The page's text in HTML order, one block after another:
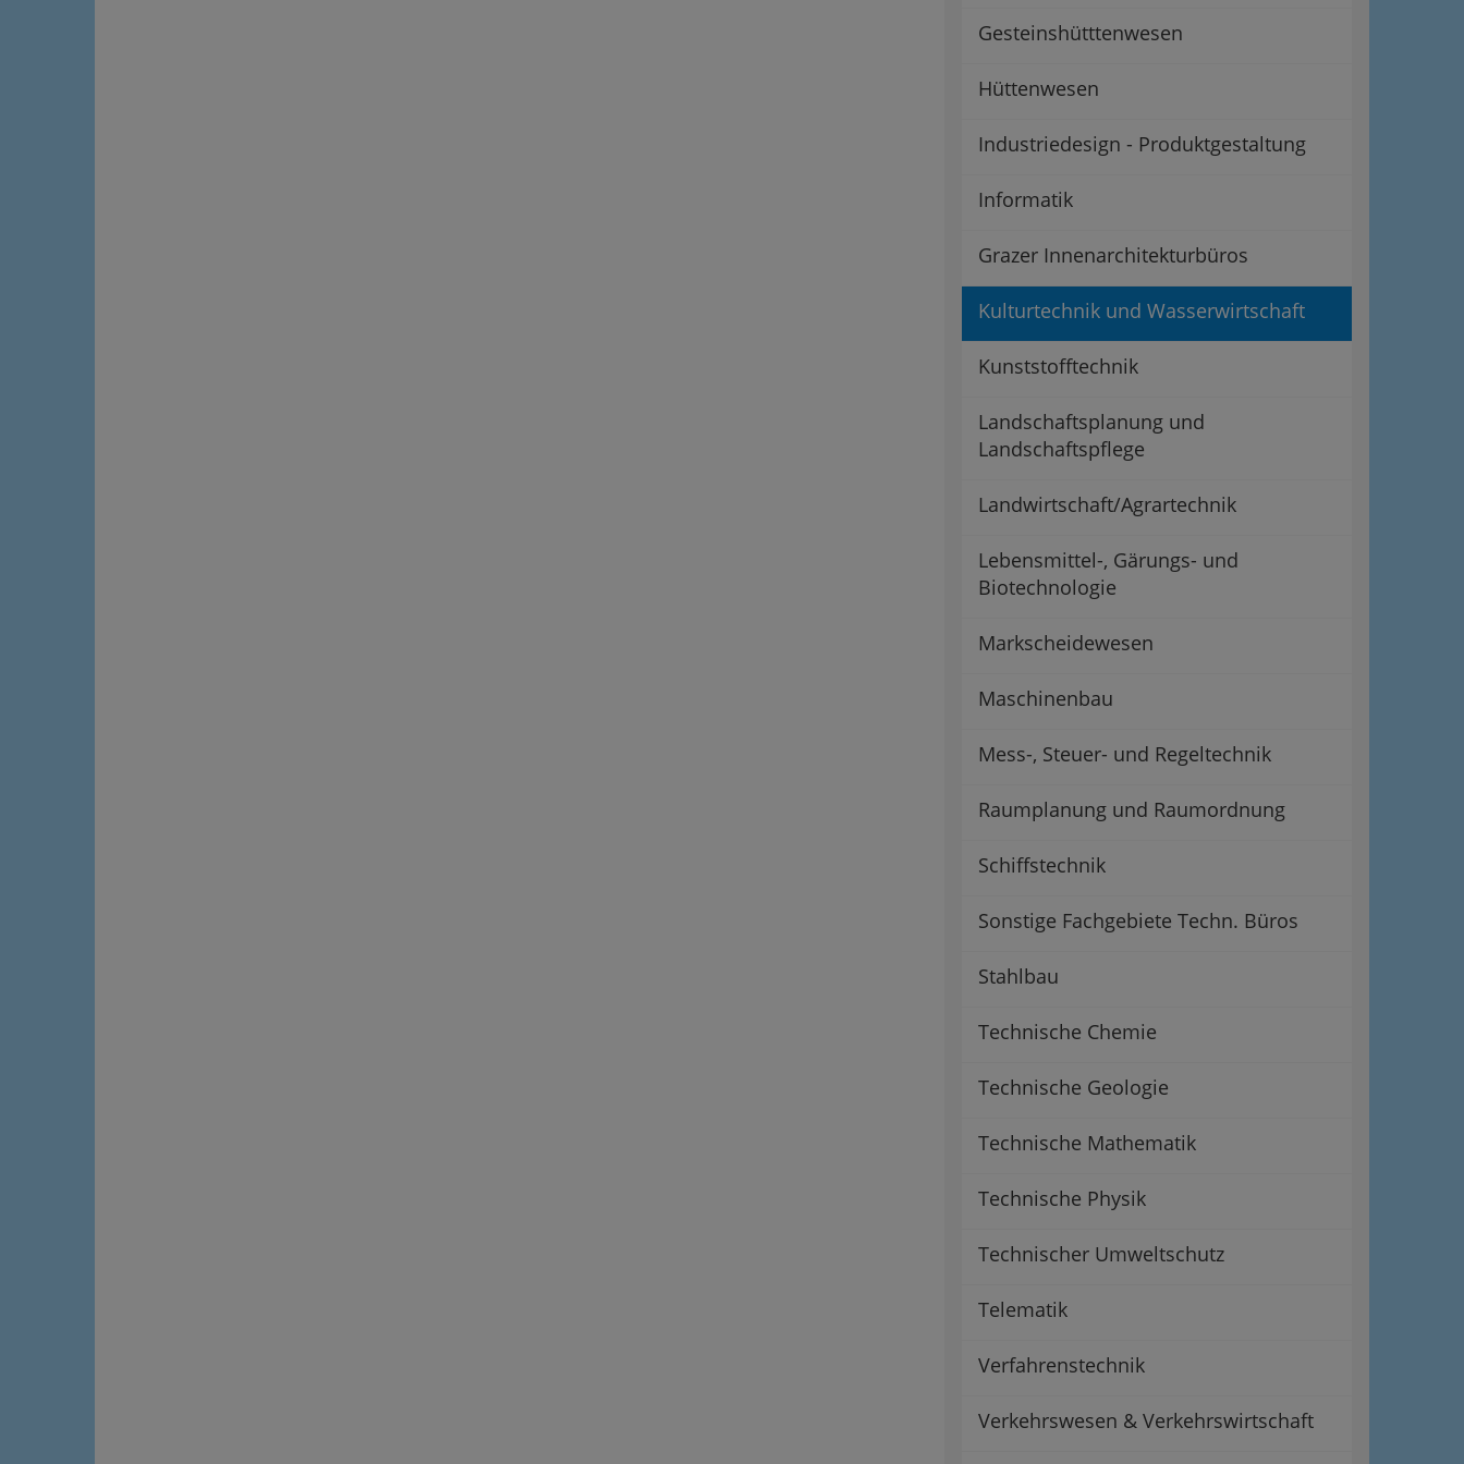
Gesteinshütttenwesen
Hüttenwesen
Industriedesign - Produktgestaltung
Informatik
Grazer Innenarchitekturbüros
Kulturtechnik und Wasserwirtschaft
Kunststofftechnik
Landschaftsplanung und
Landschaftspflege
Landwirtschaft/Agrartechnik
Lebensmittel-, Gärungs- und
Biotechnologie
Markscheidewesen
Maschinenbau
Mess-, Steuer- und Regeltechnik
Raumplanung und Raumordnung
Schiffstechnik
Sonstige Fachgebiete Techn. Büros
Stahlbau
Technische Chemie
Technische Geologie
Technische Mathematik
Technische Physik
Technischer Umweltschutz
Telematik
Verfahrenstechnik
Verkehrswesen & Verkehrswirtschaft